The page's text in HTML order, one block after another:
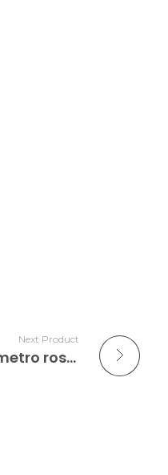
Next Product
Kit de fonendoscopio doble manguera y Tensiómetro rosado claro GMD